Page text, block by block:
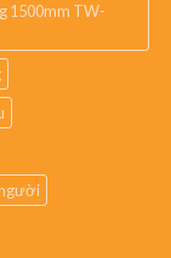
1500mm TW-